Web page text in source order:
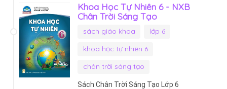
Khoa Học Tự Nhiên 6 - NXB
Chân Trời Sáng Tạo
sách giáo khoa
lớp 6
khoa học tự nhiên 6
chân trời sáng tạo
Sách Chân Trời Sáng Tạo Lớp 6